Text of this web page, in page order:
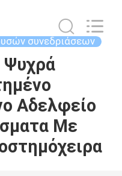
συνεδριάσεων
Ψυχρά
Αδελφείο
Με